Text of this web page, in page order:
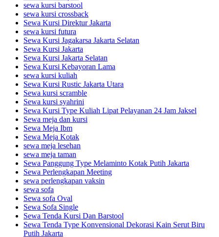
sewa kursi barstool
sewa kursi crossback
Sewa Kursi Direktur Jakarta
sewa kursi futura
Sewa Kursi Jagakarsa Jakarta Selatan
Sewa Kursi Jakarta
Sewa Kursi Jakarta Selatan
Sewa Kursi Kebayoran Lama
sewa kursi kuliah
Sewa Kursi Rustic Jakarta Utara
Sewa kursi scramble
Sewa kursi syahrini
Sewa Kursi Type Kuliah Lipat Pelayanan 24 Jam Jaksel
Sewa meja dan kursi
Sewa Meja Ibm
Sewa Meja Kotak
sewa meja lesehan
sewa meja taman
Sewa Panggung Type Melaminto Kotak Putih Jakarta
Sewa Perlengkapan Meeting
sewa perlengkapan vaksin
sewa sofa
Sewa sofa Oval
Sewa Sofa Single
Sewa Tenda Kursi Dan Barstool
Sewa Tenda Type Konvensional Dekorasi Kain Serut Biru
Putih Jakarta